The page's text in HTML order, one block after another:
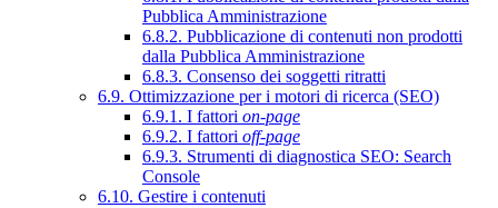
Pubblica Amministrazione
6.8.2. Pubblicazione di contenuti non prodotti
dalla Pubblica Amministrazione
6.8.3. Consenso dei soggetti ritratti
6.9. Ottimizzazione per i motori di ricerca (SEO)
6.9.1. I fattori on-page
6.9.2. I fattori off-page
6.9.3. Strumenti di diagnostica SEO: Search
Console
6.10. Gestire i contenuti